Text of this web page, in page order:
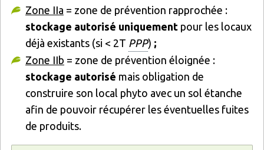
Zone IIa = zone de prévention rapprochée :
stockage autorisé uniquement pour les locaux
déjà existants (si < 2T PPP) ;
Zone IIb = zone de prévention éloignée :
stockage autorisé mais obligation de
construire son local phyto avec un sol étanche
afin de pouvoir récupérer les éventuelles fuites
de produits.